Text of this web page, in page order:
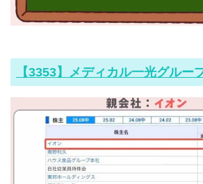
【3353】メディカル一光グルー